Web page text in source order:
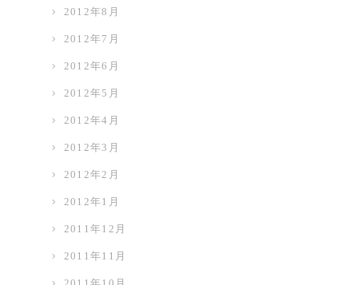
2012年8月
2012年7月
2012年6月
2012年5月
2012年4月
2012年3月
2012年2月
2012年1月
2011年12月
2011年11月